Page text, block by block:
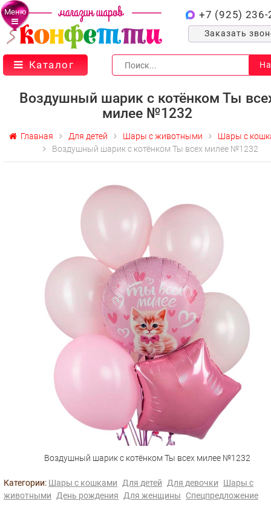
Меню +7 (925) 236-
Заказать
Каталог
Воздушный шарик с котёнком Ты
милее №1232
Главная Для детей Шары с животными
Шары с
Воздушный шарик с котёнком Ты всех милее №1232
Воздушный шарик с котёнком Ты всех милее №1232
Категории: Шары с кошками Для детей Для девочки
Шары с
животными
День рождения Для женщины Спецпредложение